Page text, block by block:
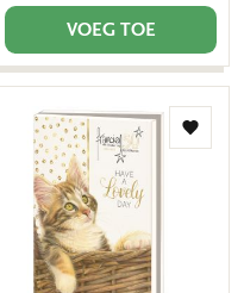
VOEG TOE